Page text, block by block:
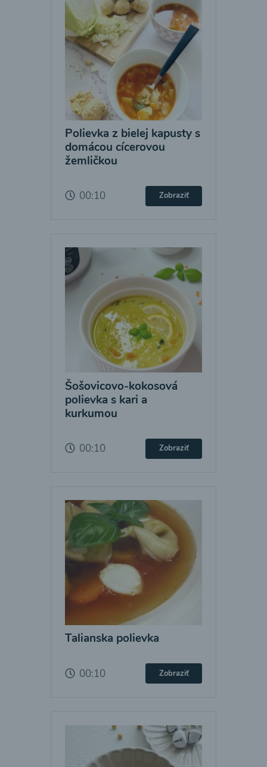
Polievka z bielej kapusty s
domácou cícerovou
žemličkou
00:10 Zobraziť
Šošovicovo-kokosová
polievka s kari a
kurkumou
00:10 Zobraziť
Talianska polievka
00:10 Zobraziť